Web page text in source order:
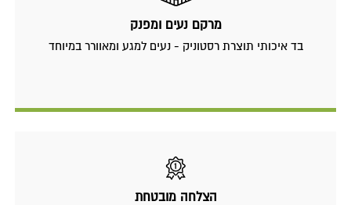
מרקם נעים ומפנק
בד איכותי תוצרת רסטוניק - נעים למגע ומאוורר במיוחד
הצלחה מובטחת